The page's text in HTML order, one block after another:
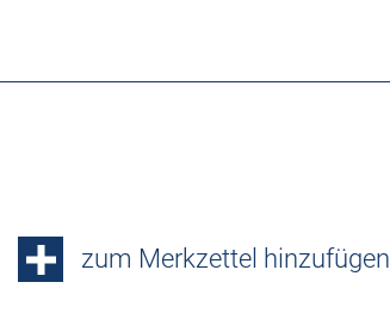
zum Merkzettel hinzufügen